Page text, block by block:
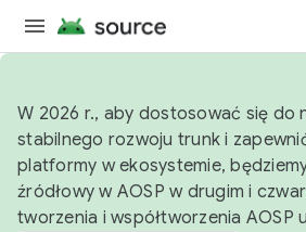
W 2026 r., aby dostosować się do
stabilnego rozwoju trunk i
platformy w ekosystemie,
źródłowy w AOSP w drugim i
tworzenia i współtworzenia AOSP